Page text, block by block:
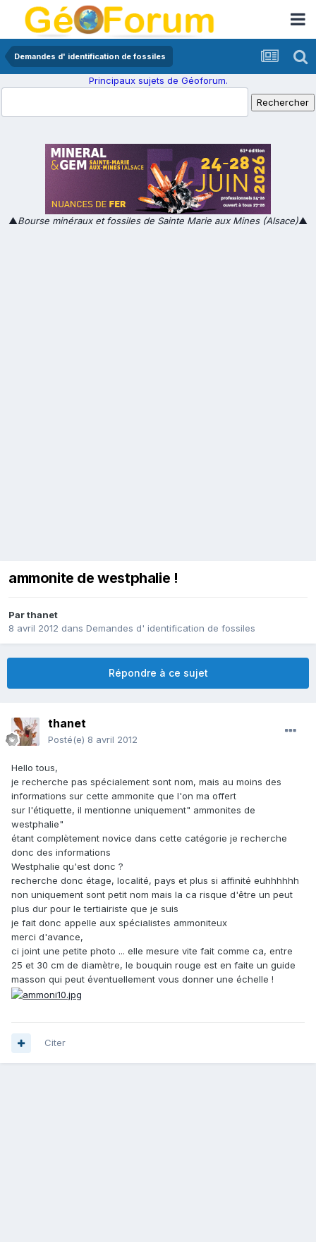
Demandes d' identification de fossiles
Principaux sujets de Géoforum.
▲Bourse minéraux et fossiles de Sainte Marie aux Mines (Alsace)▲
ammonite de westphalie !
Parthanet
8 avril 2012 dans Demandes d' identification de fossiles
Répondre à ce sujet
thanet
Posté(e) 8 avril 2012
Hello tous,
je recherche pas spécialement sont nom, mais au moins des
informations sur cette ammonite que l'on ma offert
sur l'étiquette, il mentionne uniquement" ammonites de
westphalie"
étant complètement novice dans cette catégorie je recherche
donc des informations
Westphalie qu'est donc ?
recherche donc étage, localité, pays et plus si affinité euhhhhhh
non uniquement sont petit nom mais la ca risque d'être un peut
plus dur pour le tertiairiste que je suis
je fait donc appelle aux spécialistes ammoniteux
merci d'avance,
ci joint une petite photo ... elle mesure vite fait comme ca, entre
25 et 30 cm de diamètre, le bouquin rouge est en faite un guide
masson qui peut éventuellement vous donner une échelle !
Citer